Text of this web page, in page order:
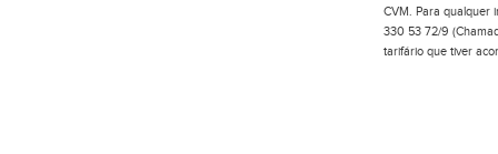
CVM. Para qualquer
330 53 72/9
tarifário que tiver